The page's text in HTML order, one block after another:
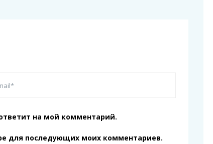
на мой комментарий.
для последующих моих комментариев.